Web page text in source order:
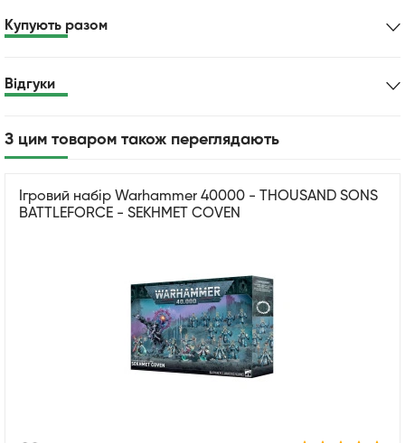
Купують разом
Відгуки
З цим товаром також переглядають
Ігровий набір Warhammer 40000 - THOUSAND SONS
BATTLEFORCE - SEKHMET COVEN